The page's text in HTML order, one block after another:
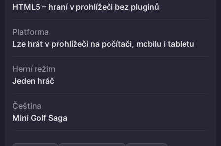
HTML5 – hraní v prohlížeči bez pluginů
Platforma
Lze hrát v prohlížeči na počítači, mobilu i tabletu
Herní režim
Jeden hráč
Čeština
Mini Golf Saga